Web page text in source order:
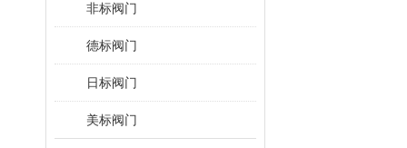
非标阀门
德标阀门
日标阀门
美标阀门